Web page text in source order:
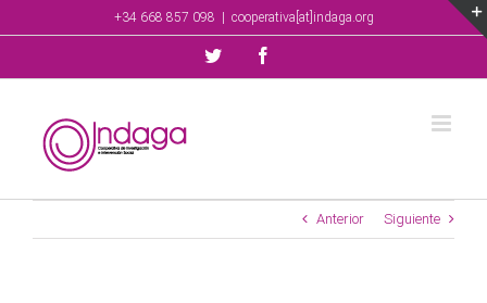
+34 668 857 098 cooperativa[at]indaga.org
Twitter
Anterior Siguiente